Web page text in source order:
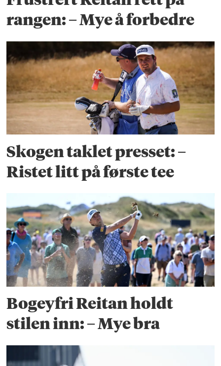
rangen: – Mye å forbedre
Skogen taklet presset: –
Ristet litt på første tee
Bogeyfri Reitan holdt
stilen inn: – Mye bra